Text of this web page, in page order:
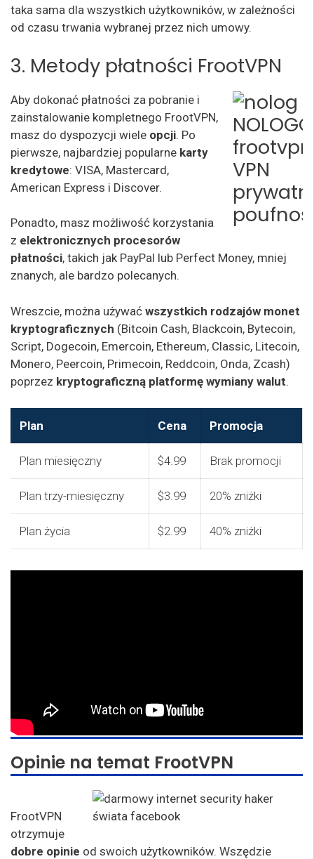
taka sama dla wszystkich użytkowników, w zależności
od czasu trwania wybranej przez nich umowy.
3. Metody płatności FrootVPN
Aby dokonać płatności za pobranie i
zainstalowanie kompletnego FrootVPN,
masz do dyspozycji wiele opcji. Po
pierwsze, najbardziej popularne karty
kredytowe: VISA, Mastercard,
American Express i Discover.
Ponadto, masz możliwość korzystania
z elektronicznych procesorów
płatności, takich jak PayPal lub Perfect Money, mniej
znanych, ale bardzo polecanych.
Wreszcie, można używać wszystkich rodzajów monet
kryptograficznych (Bitcoin Cash, Blackcoin, Bytecoin,
Script, Dogecoin, Emercoin, Ethereum, Classic, Litecoin,
Monero, Peercoin, Primecoin, Reddcoin, Onda, Zcash)
poprzez kryptograficzną platformę wymiany walut.
Plan Cena Promocja
Plan miesięczny $4.99 Brak promocji
Plan trzy-miesięczny $3.99 20% zniżki
Plan życia $2.99 40% zniżki
Opinie na temat FrootVPN
FrootVPN
otrzymuje
dobre opinie od swoich użytkowników. Wszędzie